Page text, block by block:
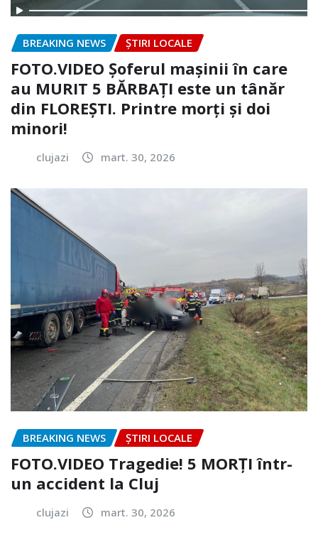
BREAKING NEWS ȘTIRI LOCALE
FOTO.VIDEO Șoferul mașinii în care
au MURIT 5 BĂRBAȚI este un tânăr
din FLOREȘTI. Printre morți și doi
minori!
clujazi mart. 30, 2026
BREAKING NEWS ȘTIRI LOCALE
FOTO.VIDEO Tragedie! 5 MORȚI într-
un accident la Cluj
clujazi mart. 30, 2026